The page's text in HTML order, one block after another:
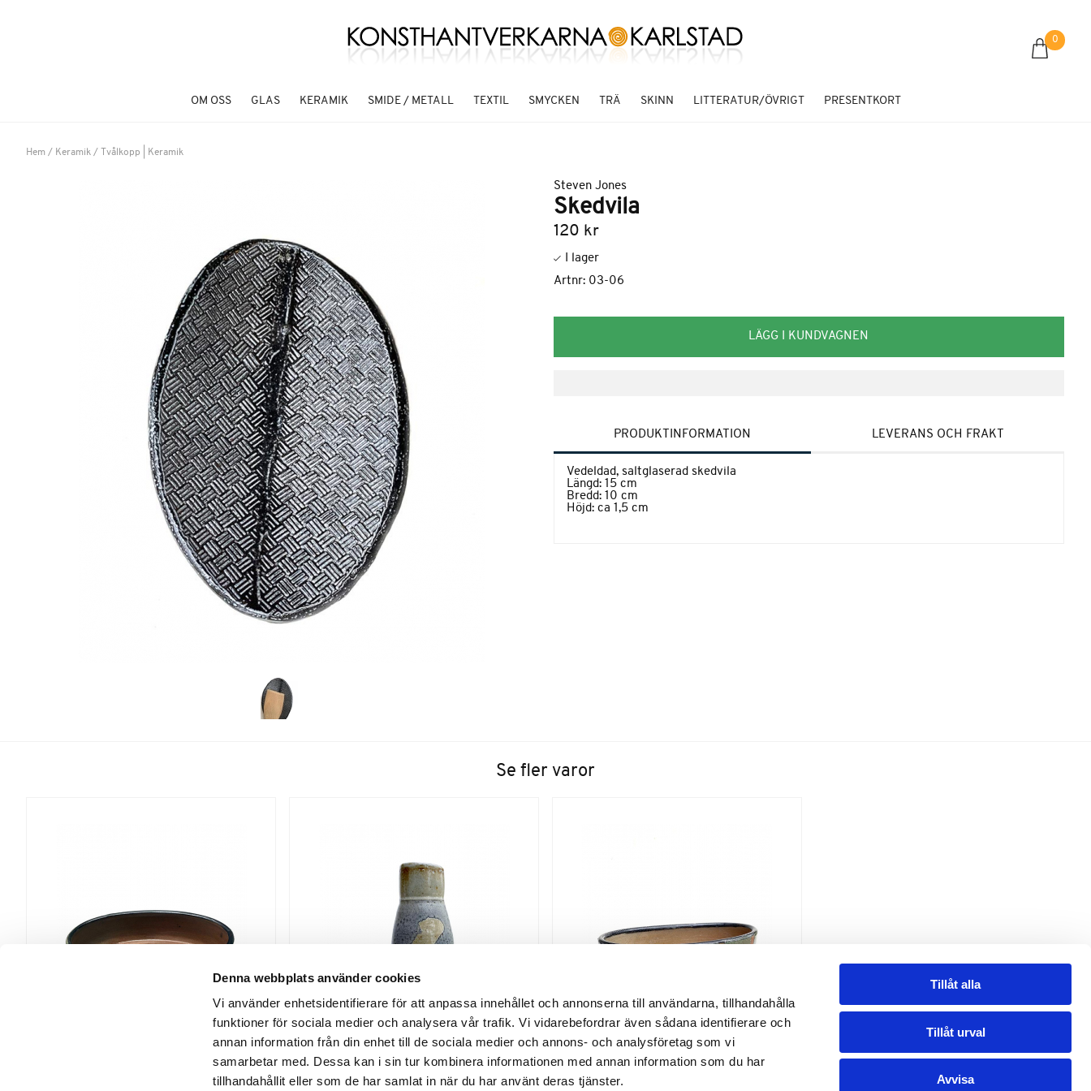
Denna webbplats använder cookies
Vi använder enhetsidentifierare för att anpassa innehållet och annonserna till användarna, tillhandahålla
funktioner för sociala medier och analysera vår trafik. Vi vidarebefordrar även sådana identifierare och
annan information från din enhet till de sociala medier och annons- och analysföretag som vi
samarbetar med. Dessa kan i sin tur kombinera informationen med annan information som du har
tillhandahållit eller som de har samlat in när du har använt deras tjänster.
Tillåt alla
Tillåt urval
Avvisa
0
OM OSS GLAS KERAMIK SMIDE / METALL TEXTIL SMYCKEN TRÄ SKINN LITTERATUR/ÖVRIGT PRESENTKORT
Hem / Keramik / Tvålkopp | Keramik
Steven Jones
Skedvila
120 kr
Artnr: 03-06
LÄGG I KUNDVAGNEN
PRODUKTINFORMATION
Vedeldad, saltglaserad skedvila
Längd: 15 cm
Bredd: 10 cm
Höjd: ca 1,5 cm
LEVERANS OCH FRAKT
Se fler varor
Blomvas Oval form